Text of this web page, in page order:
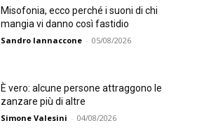
Misofonia, ecco perché i suoni di chi
mangia vi danno così fastidio
Sandro Iannaccone - 05/08/2026
È vero: alcune persone attraggono le
zanzare più di altre
Simone Valesini - 04/08/2026